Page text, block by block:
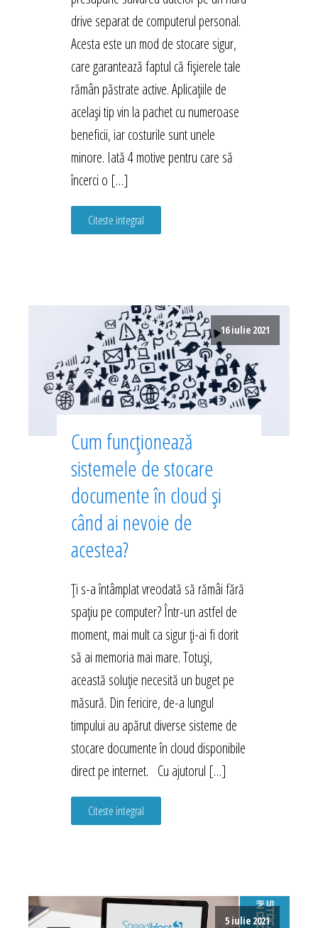
drive separat de computerul personal.
Acesta este un mod de stocare sigur,
care garantează faptul că fișierele tale
rămân păstrate active. Aplicațiile de
același tip vin la pachet cu numeroase
beneficii, iar costurile sunt unele
minore. Iată 4 motive pentru care să
încerci o […]
Citeste integral
16 iulie 2021
Cum funcționează
sistemele de stocare
documente în cloud și
când ai nevoie de
acestea?
Ți s-a întâmplat vreodată să rămâi fără
spațiu pe computer? Într-un astfel de
moment, mai mult ca sigur ți-ai fi dorit
să ai memoria mai mare. Totuși,
această soluție necesită un buget pe
măsură. Din fericire, de-a lungul
timpului au apărut diverse sisteme de
stocare documente în cloud disponibile
direct pe internet. Cu ajutorul […]
Citeste integral
5 iulie 2021